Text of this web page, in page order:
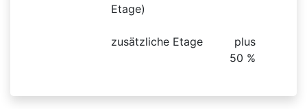
Etage)
zusätzliche Etage
plus
50 %